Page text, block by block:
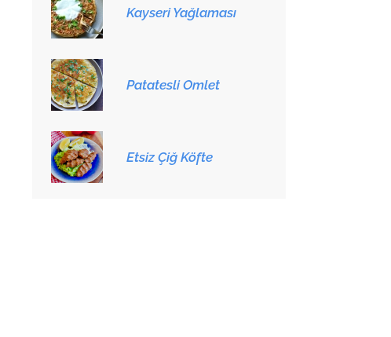
Kayseri Yağlaması
Patatesli Omlet
Etsiz Çiğ Köfte